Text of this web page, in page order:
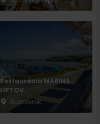
Reštaurácia MARINA
LIPTOV
Bobrovník